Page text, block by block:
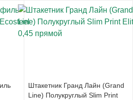
Штакетник Гранд Лайн (Grand
Line) Полукруглый Slim Print